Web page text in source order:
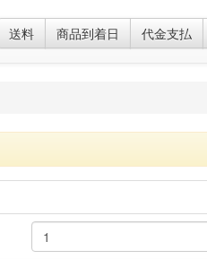
送料 商品到着日 代金支払